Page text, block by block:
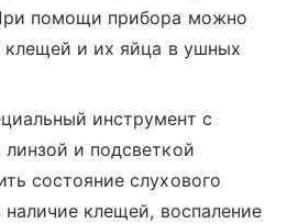
помощи прибора можно
клещей и их яйца в ушных
инструмент с
линзой и подсветкой
состояние слухового
наличие клещей, воспаление